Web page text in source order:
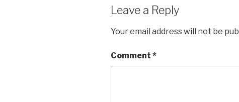
Leave a Reply
Your email address will not be
Comment *